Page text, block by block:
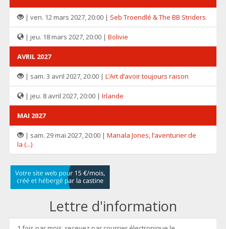
| ven. 12 mars 2027, 20:00 | Seb Troendlé & The BB Striders
| jeu. 18 mars 2027, 20:00 | Bolivie
AVRIL 2027
| sam. 3 avril 2027, 20:00 | L’Art d’avoir toujours raison
| jeu. 8 avril 2027, 20:00 | Irlande
MAI 2027
| sam. 29 mai 2027, 20:00 | Manala Jones, l’aventurier de
la (...)
Lettre d'information